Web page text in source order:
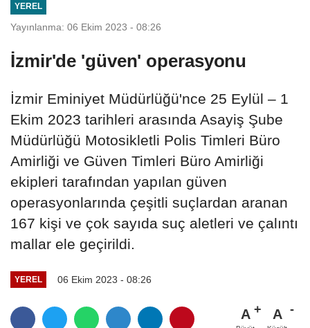
YEREL
Yayınlanma: 06 Ekim 2023 - 08:26
İzmir'de 'güven' operasyonu
İzmir Eminiyet Müdürlüğü'nce 25 Eylül – 1
Ekim 2023 tarihleri arasında Asayiş Şube
Müdürlüğü Motosikletli Polis Timleri Büro
Amirliği ve Güven Timleri Büro Amirliği
ekipleri tarafından yapılan güven
operasyonlarında çeşitli suçlardan aranan
167 kişi ve çok sayıda suç aletleri ve çalıntı
mallar ele geçirildi.
YEREL 06 Ekim 2023 - 08:26
A A